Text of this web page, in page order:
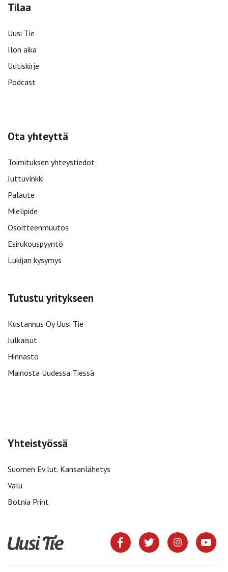
Tilaa
Uusi Tie
Ilon aika
Uutiskirje
Podcast
Ota yhteyttä
Toimituksen yhteystiedot
Juttuvinkki
Palaute
Mielipide
Osoitteenmuutos
Esirukouspyyntö
Lukijan kysymys
Tutustu yritykseen
Kustannus Oy Uusi Tie
Julkaisut
Hinnasto
Mainosta Uudessa Tiessä
Yhteistyössä
Suomen Ev.lut. Kansanlähetys
Valu
Botnia Print